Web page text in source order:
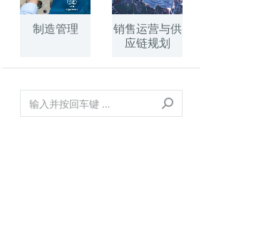
制造管理
销售运营与供
应链规划